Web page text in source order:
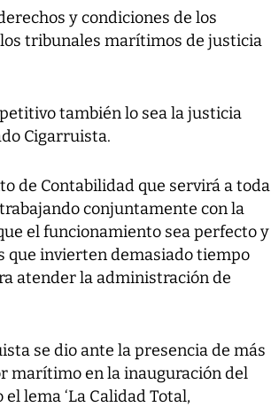
y condiciones de los
tribunales marítimos de justicia
también lo sea la justicia
Cigarruista.
de Contabilidad que servirá a toda
conjuntamente con la
el funcionamiento sea perfecto y
que invierten demasiado tiempo
atender la administración de
se dio ante la presencia de más
marítimo en la inauguración del
lema ‘La Calidad Total,